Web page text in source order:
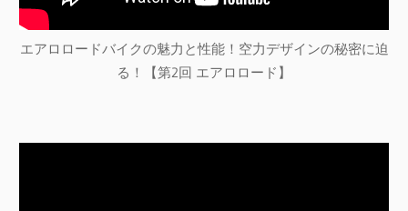
エアロロードバイクの魅力と性能！空力デザインの秘密に迫
る！【第2回 エアロロード】